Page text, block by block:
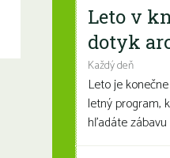
Leto v
dotyk
Každý deň
Leto je
letný program,
hľadáte zábavu